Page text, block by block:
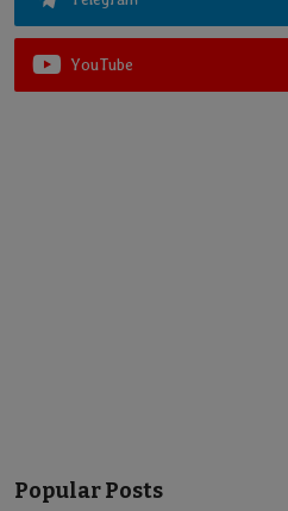
YouTube
Popular Posts